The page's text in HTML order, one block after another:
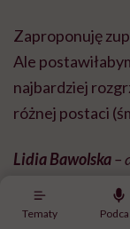
Tematy
Zaproponuję
Ale
najbardziej
różnej postaci
Lidia Bawolska–
Pieprzyć z
(Wydawnictwo